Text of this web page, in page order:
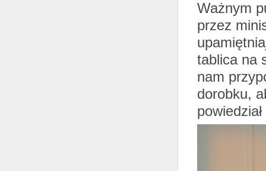
Ważnym
przez
tablica na
nam
dorobku,